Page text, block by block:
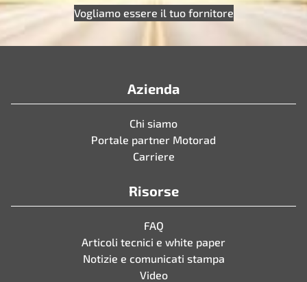
Vogliamo essere il tuo fornitore
Azienda
Chi siamo
Portale partner Motorad
Carriere
Risorse
FAQ
Articoli tecnici e white paper
Notizie e comunicati stampa
Video